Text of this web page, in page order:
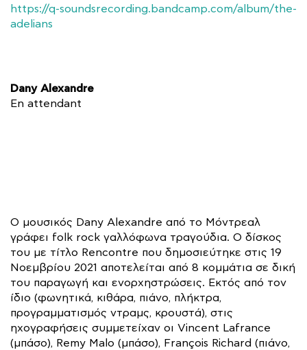
https://q-soundsrecording.bandcamp.com/album/the-
adelians
Dany Alexandre
En attendant
Ο μουσικός Dany Alexandre από το Μόντρεαλ
γράφει folk rock γαλλόφωνα τραγούδια. Ο δίσκος
του με τίτλο Rencontre που δημοσιεύτηκε στις 19
Νοεμβρίου 2021 αποτελείται από 8 κομμάτια σε δική
του παραγωγή και ενορχηστρώσεις. Εκτός από τον
ίδιο (φωνητικά, κιθάρα, πιάνο, πλήκτρα,
προγραμματισμός ντραμς, κρουστά), στις
ηχογραφήσεις συμμετείχαν οι Vincent Lafrance
(μπάσο), Remy Malo (μπάσο), François Richard (πιάνο,